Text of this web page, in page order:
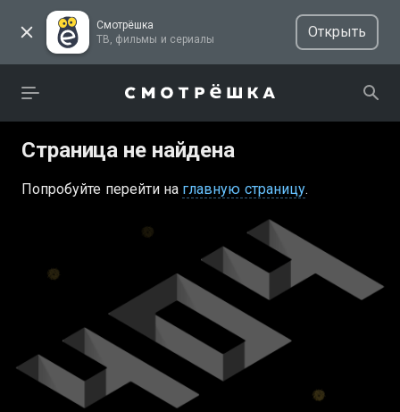
Смотрёшка
ТВ, фильмы и сериалы
Открыть
Страница не найдена
Попробуйте перейти на главную страницу.